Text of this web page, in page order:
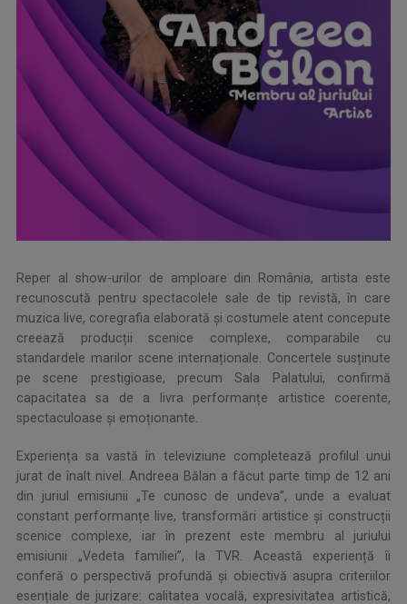
Reper al show-urilor de amploare din România, artista este
recunoscută pentru spectacolele sale de tip revistă, în care
muzica live, coregrafia elaborată și costumele atent concepute
creează producții scenice complexe, comparabile cu
standardele marilor scene internaționale. Concertele susținute
pe scene prestigioase, precum Sala Palatului, confirmă
capacitatea sa de a livra performanțe artistice coerente,
spectaculoase și emoționante.
Experiența sa vastă în televiziune completează profilul unui
jurat de înalt nivel. Andreea Bălan a făcut parte timp de 12 ani
din juriul emisiunii „Te cunosc de undeva”, unde a evaluat
constant performanțe live, transformări artistice și construcții
scenice complexe, iar în prezent este membru al juriului
emisiunii „Vedeta familiei”, la TVR. Această experiență îi
conferă o perspectivă profundă și obiectivă asupra criteriilor
esențiale de jurizare: calitatea vocală, expresivitatea artistică,